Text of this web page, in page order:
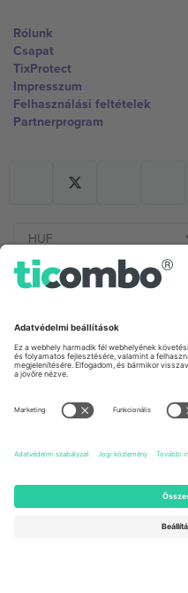
Rólunk
Csapat
TixProtect
Impresszum
Felhasználási feltételek
Partnerprogram
Germany
Unter den Linden 24, 10117
Berlin, Germany
Newark, Delaware 19713, United
States